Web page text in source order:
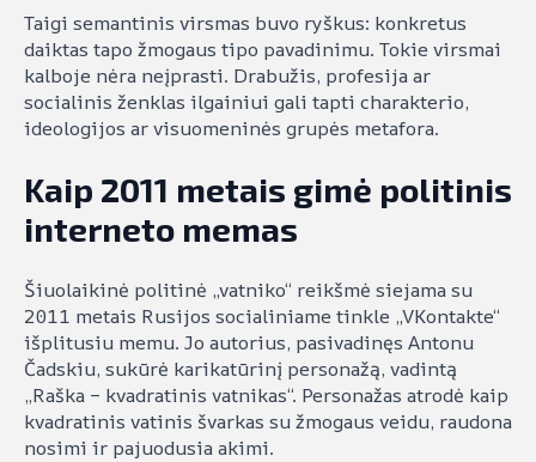
Taigi semantinis virsmas buvo ryškus: konkretus
daiktas tapo žmogaus tipo pavadinimu. Tokie virsmai
kalboje nėra neįprasti. Drabužis, profesija ar
socialinis ženklas ilgainiui gali tapti charakterio,
ideologijos ar visuomeninės grupės metafora.
Kaip 2011 metais gimė politinis
interneto memas
Šiuolaikinė politinė „vatniko“ reikšmė siejama su
2011 metais Rusijos socialiniame tinkle „VKontakte“
išplitusiu memu. Jo autorius, pasivadinęs Antonu
Čadskiu, sukūrė karikatūrinį personažą, vadintą
„Raška – kvadratinis vatnikas“. Personažas atrodė kaip
kvadratinis vatinis švarkas su žmogaus veidu, raudona
nosimi ir pajuodusia akimi.